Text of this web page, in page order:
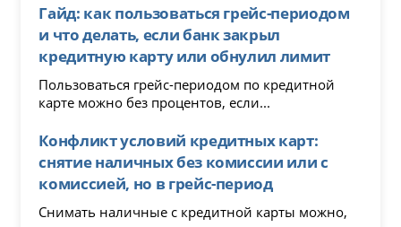
Гайд: как пользоваться грейс-периодом
и что делать, если банк закрыл
кредитную карту или обнулил лимит
Пользоваться грейс-периодом по кредитной
карте можно без процентов, если...
Конфликт условий кредитных карт:
снятие наличных без комиссии или с
комиссией, но в грейс-период
Снимать наличные с кредитной карты можно,